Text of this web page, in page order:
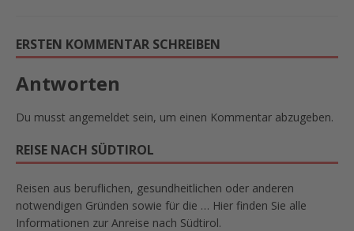
ERSTEN KOMMENTAR SCHREIBEN
Antworten
Du musst angemeldet sein, um einen Kommentar abzugeben.
REISE NACH SÜDTIROL
Reisen aus beruflichen, gesundheitlichen oder anderen
notwendigen Gründen sowie für die … Hier finden Sie alle
Informationen zur Anreise nach Südtirol.